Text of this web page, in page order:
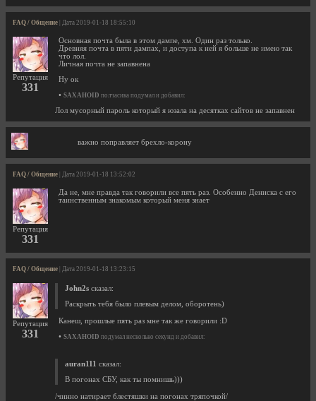
FAQ / Общение | Дата 2019-01-18 18:55:10
Репутация
331
Основная почта была в этом дампе, хм. Один раз только.
Древняя почта в пяти дампах, и доступа к ней я больше не имею так
что лол.
Личная почта не запавнена
Ну ок
• SAXAHOID полчасика подумал и добавил:
Лол мусорный пароль который я юзала на десятках сайтов не запавнен
важно поправляет брехло-корону
FAQ / Общение | Дата 2019-01-18 13:52:02
Репутация
331
Да не, мне правда так говорили все пять раз. Особенно Дениска с его
таинственным знакомым который меня знает
FAQ / Общение | Дата 2019-01-18 13:23:15
Репутация
331
John2s сказал:
Раскрыть тебя было плевым делом, оборотень)
Канеш, прошлые пять раз мне так же говорили :D
• SAXAHOID подумал несколько секунд и добавил:
auran111 сказал:
В погонах СБУ, как ты помнишь)))
/чинно натирает блестяшки на погонах тряпочкой/